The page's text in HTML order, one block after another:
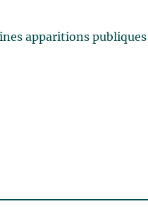
apparitions publiques